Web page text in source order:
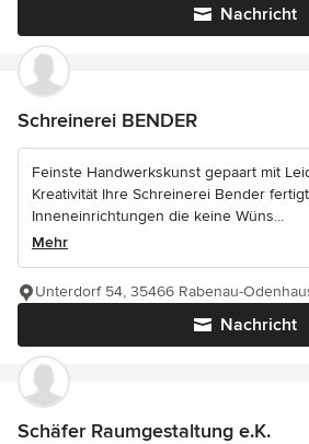
Nachricht
Schreinerei BENDER
Feinste Handwerkskunst gepaart mit
Kreativität Ihre Schreinerei Bender
Inneneinrichtungen die keine Wüns...
Mehr
Nachricht
Unterdorf 54, 35466 Rabenau-
Schäfer Raumgestaltung e.K.